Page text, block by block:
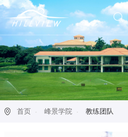
首页 峰景学院 教练团队